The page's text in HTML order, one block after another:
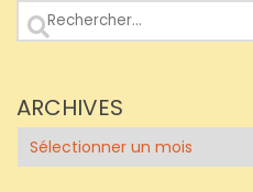
Rechercher :
ARCHIVES
Archives